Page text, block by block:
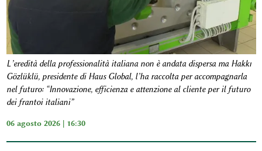
L’eredità della professionalità italiana non è andata dispersa ma Hakkı
Gözlüklü, presidente di Haus Global, l’ha raccolta per accompagnarla
nel futuro: “Innovazione, efficienza e attenzione al cliente per il futuro
dei frantoi italiani”
06 agosto 2026 | 16:30